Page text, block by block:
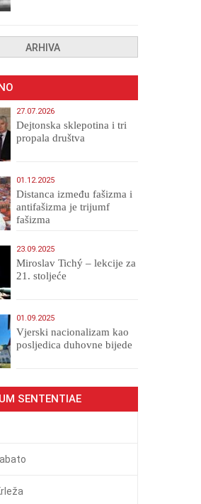
ARHIVA
27.07.2026
Dejtonska sklepotina i tri
propala društva
01.12.2025
Distanca između fašizma i
antifašizma je trijumf
fašizma
23.09.2025
Miroslav Tichý – lekcije za
21. stoljeće
01.09.2025
​Vjerski nacionalizam kao
posljedica duhovne bijede
SENTENTIAE